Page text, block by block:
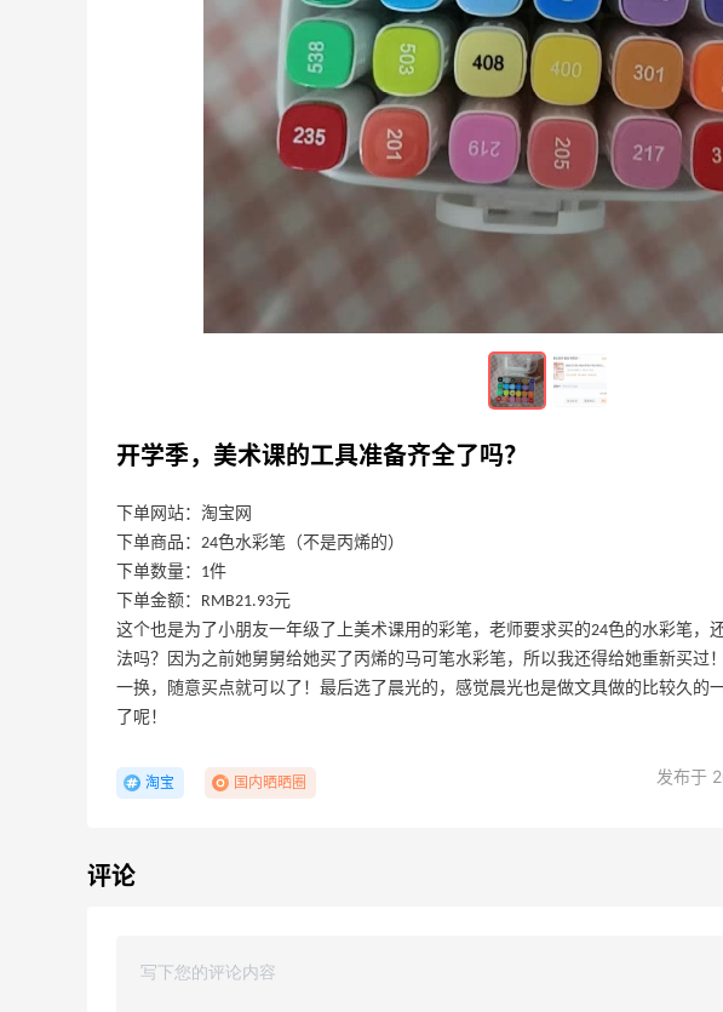
开学季，美术课的工具准备齐全了吗？
下单网站：淘宝网
下单商品：24色水彩笔（不是丙烯的）
下单数量：1件
下单金额：RMB21.93元
这个也是为了小朋友一年级了上美术课用的彩笔，老师要求买的24色的水彩笔，
法吗？因为之前她舅舅给她买了丙烯的马可笔水彩笔，所以我还得给她重新买过
一换，随意买点就可以了！最后选了晨光的，感觉晨光也是做文具做的比较久的
了呢！
淘宝 国内晒晒圈 发布于
评论
5
7天前 6
云三仙馄饨，味道还是很不错的呢
7天前
小本子买起来，主要是为了给树浇水哈哈
9天前
衣、金属银跆拳道鞋等